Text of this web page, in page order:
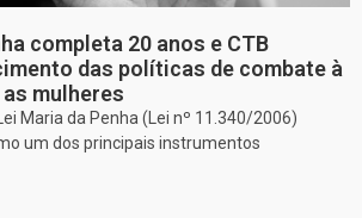
completa 20 anos e CTB
das políticas de combate à
mulheres
Maria da Penha (Lei nº 11.340/2006)
um dos principais instrumentos